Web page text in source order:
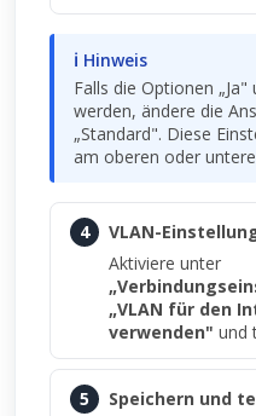
ℹ Hinweis
Falls die Optionen
werden, ändere die
„Standard". Diese
am oberen oder
4
VLAN-
Aktiviere unter
„VLAN für den
verwenden" und
5
Speichern und